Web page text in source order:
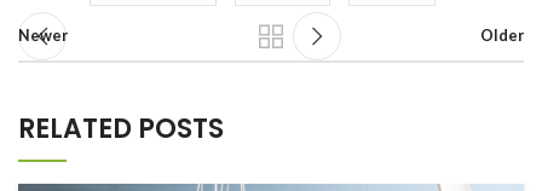
Newer Older
RELATED POSTS